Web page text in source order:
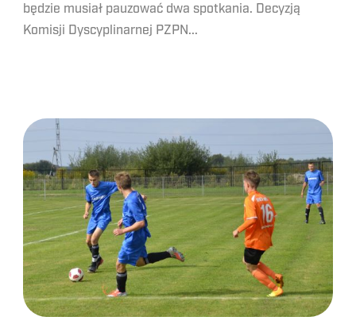
będzie musiał pauzować dwa spotkania. Decyzją
Komisji Dyscyplinarnej PZPN...